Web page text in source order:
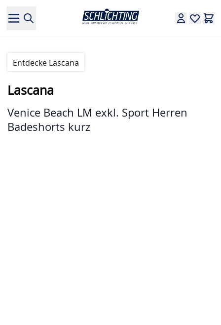
Entdecke Lascana
Lascana
Venice Beach LM exkl. Sport Herren
Badeshorts kurz